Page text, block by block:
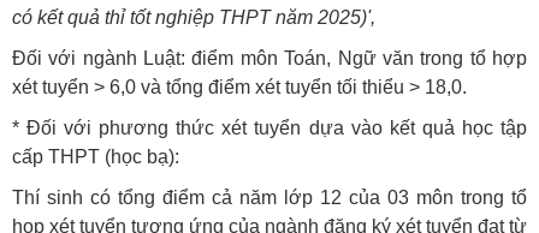
có kết quả thỉ tốt nghiệp THPT năm 2025)',
Đối với ngành Luật: điểm môn Toán, Ngữ văn trong tổ hợp
xét tuyển > 6,0 và tổng điểm xét tuyển tối thiểu > 18,0.
* Đối với phương thức xét tuyển dựa vào kết quả học tập
cấp THPT (học bạ):
Thí sinh có tổng điểm cả năm lớp 12 của 03 môn trong tổ
họp xét tuyển tương ứng của ngành đăng ký xét tuyển đạt từ